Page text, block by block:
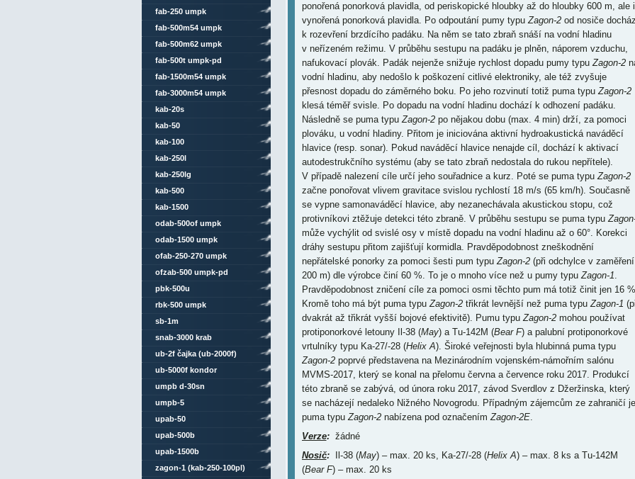
ponořená ponorková plavidla, od periskopické hloubky až do hloubky 600 m, ale i
vynořená ponorková plavidla. Po odpoutání pumy typuZagon-2od nosiče
k rozevření brzdícího padáku. Na něm se tato zbraň snáší na vodní hladinu
v neřízeném režimu. V průběhu sestupu na padáku je plněn, náporem vzduchu,
nafukovací plovák. Padák nejenže snižuje rychlost dopadu pumy typuZagon-2
vodní hladinu, aby nedošlo k poškození citlivé elektroniky, ale též zvyšuje
přesnost dopadu do záměrného boku. Po jeho rozvinutí totiž puma typuZagon-2
klesá téměř svisle. Po dopadu na vodní hladinu dochází k odhození padáku.
Následně se puma typuZagon-2po nějakou dobu (max. 4 min) drží, za pomoci
plováku, u vodní hladiny. Přitom je iniciována aktivní hydroakustická naváděcí
hlavice (resp. sonar). Pokud naváděcí hlavice nenajde cíl, dochází k aktivací
autodestrukčního systému (aby se tato zbraň nedostala do rukou nepřítele).
V případě nalezení cíle určí jeho souřadnice a kurz. Poté se puma typuZagon-2
začne ponořovat vlivem gravitace svislou rychlostí 18 m/s (65 km/h). Současně
se vypne samonaváděcí hlavice, aby nezanechávala akustickou stopu, což
protivníkovi ztěžuje detekci této zbraně. V průběhu sestupu se puma typu
může vychýlit od svislé osy v místě dopadu na vodní hladinu až o 60°. Korekci
dráhy sestupu přitom zajišťují kormidla. Pravděpodobnost zneškodnění
nepřátelské ponorky za pomoci šesti pum typuZagon-2(při odchylce v zaměření
200 m) dle výrobce činí 60 %. To je o mnoho více než u pumy typuZagon-1.
Pravděpodobnost zničení cíle za pomoci osmi těchto pum má totiž činit jen 16
Kromě toho má být puma typuZagon-2 třikrát levnější než puma typuZagon-1
dvakrát až třikrát vyšší bojové efektivitě). Pumu typuZagon-2 mohou používat
protiponorkové letouny Il-38 (May) a Tu-142M (Bear F) a palubní protiponorkové
vrtulníky typu Ka-27/-28 (Helix A). Široké veřejnosti byla hlubinná puma typu
Zagon-2poprvé představena na Mezinárodním vojenském-námořním salónu
MVMS-2017, který se konal na přelomu června a července roku 2017. Produkcí
této zbraně se zabývá, od února roku 2017, závod Sverdlov z Džeržinska, který
se nacházejí nedaleko Nižného Novogrodu. Případným zájemcům ze zahraničí je
puma typuZagon-2nabízena pod označenímZagon-2E.
Verze:žádné
Nosič:Il-38 (May) – max. 20 ks, Ka-27/-28 (Helix A) – max. 8 ks a Tu-142M
(Bear F) – max. 20 ks
fab-250 umpk
fab-500m54 umpk
fab-500m62 umpk
fab-500t umpk-pd
fab-1500m54 umpk
fab-3000m54 umpk
kab-20s
kab-50
kab-100
kab-250l
kab-250lg
kab-500
kab-1500
odab-500of umpk
odab-1500 umpk
ofab-250-270 umpk
ofzab-500 umpk-pd
pbk-500u
rbk-500 umpk
sb-1m
snab-3000 krab
ub-2f čajka (ub-2000f)
ub-5000f kondor
umpb d-30sn
umpb-5
upab-50
upab-500b
upab-1500b
zagon-1 (kab-250-100pl)